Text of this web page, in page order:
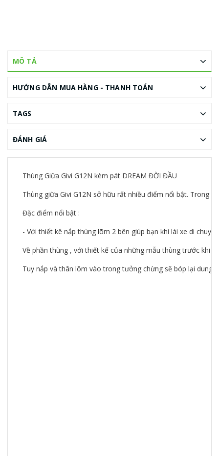
MÔ TẢ
HƯỚNG DẪN MUA HÀNG - THANH TOÁN
TAGS
ĐÁNH GIÁ
Thùng Giữa Givi G12N kèm pát DREAM ĐỜI ĐẦU
Thùng giữa Givi G12N sở hữu rất nhiều điểm nổi bật. Trong
Đặc điểm nổi bật :
- Với thiết kê nắp thùng lõm 2 bên giúp bạn khi lái xe di
Về phần thùng , với thiết kế của những mẫu thùng trước khi
Tuy nắp và thân lõm vào trong tưởng chừng sẽ bóp lại dung